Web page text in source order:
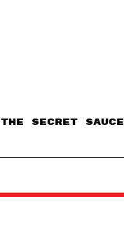
THE SECRET SAUCE​